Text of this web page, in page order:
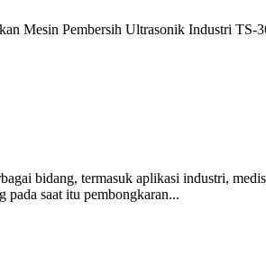
Mesin Pembersih Ultrasonik Industri TS-
bidang, termasuk aplikasi industri,
pada saat itu pembongkaran...